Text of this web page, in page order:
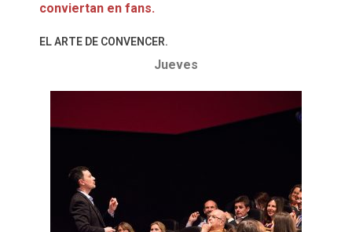
conviertan en fans.
EL ARTE DE CONVENCER.
Jueves